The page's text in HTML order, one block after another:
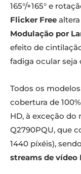
165°/+165° e
Flicker Free
Modulação por
efeito de
fadiga ocular seja
Todos os
cobertura de
HD, à exceção
Q2790PQU, que
1440 píxéis),
streams de vídeo